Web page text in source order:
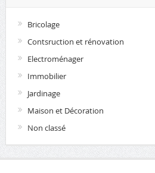
Bricolage
Contsruction et rénovation
Electroménager
Immobilier
Jardinage
Maison et Décoration
Non classé